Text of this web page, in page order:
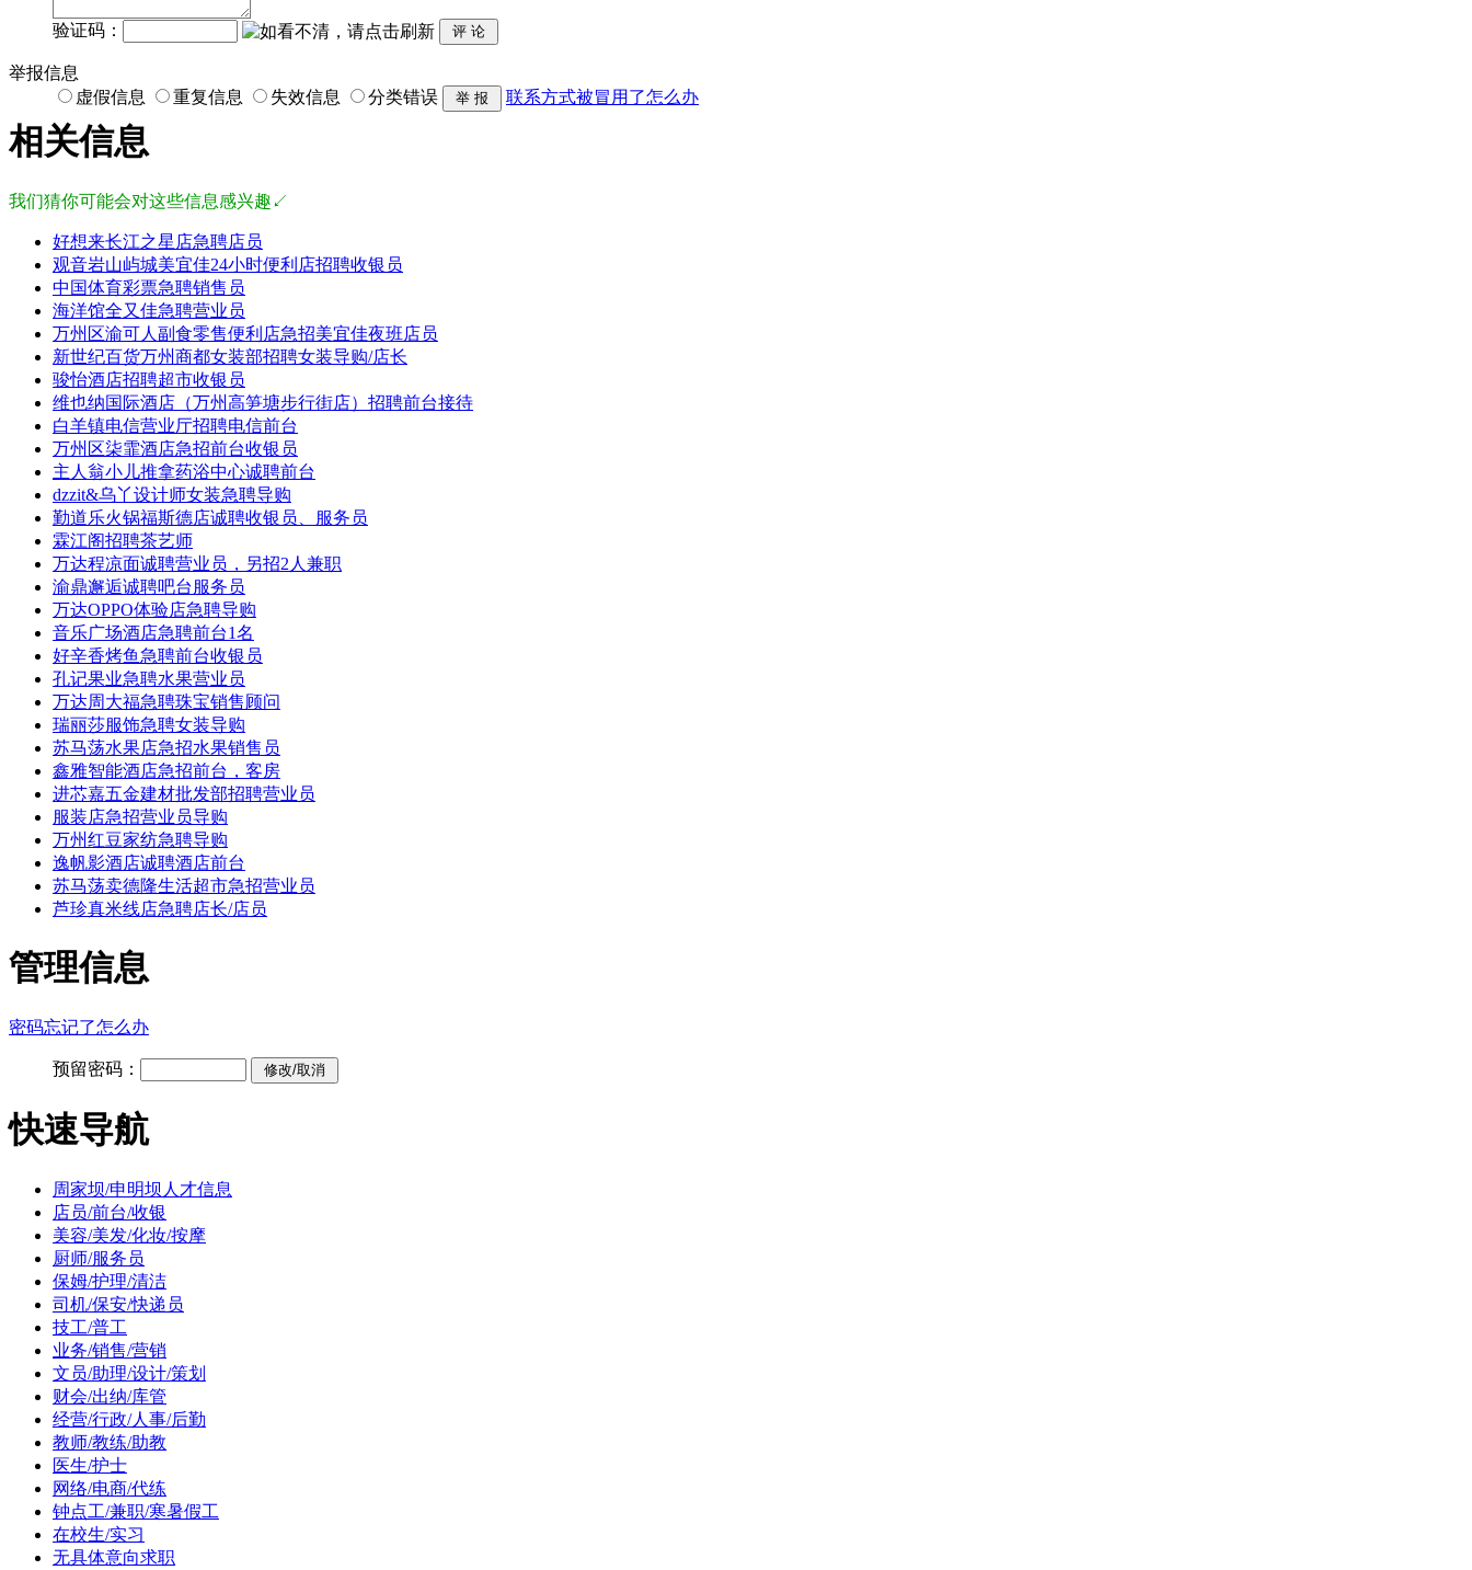
验证码：
举报信息
虚假信息
重复信息 失效信息 分类错误 联系方式被冒用了怎么办
相关信息
我们猜你可能会对这些信息感兴趣↙
好想来长江之星店急聘店员
观音岩山屿城美宜佳24小时便利店招聘收银员
中国体育彩票急聘销售员
海洋馆全又佳急聘营业员
万州区渝可人副食零售便利店急招美宜佳夜班店员
新世纪百货万州商都女装部招聘女装导购/店长
骏怡酒店招聘超市收银员
维也纳国际酒店（万州高笋塘步行街店）招聘前台接待
白羊镇电信营业厅招聘电信前台
万州区柒霏酒店急招前台收银员
主人翁小儿推拿药浴中心诚聘前台
dzzit&乌丫设计师女装急聘导购
勤道乐火锅福斯德店诚聘收银员、服务员
霖江阁招聘茶艺师
万达程凉面诚聘营业员，另招2人兼职
渝鼎邂逅诚聘吧台服务员
万达OPPO体验店急聘导购
音乐广场酒店急聘前台1名
好辛香烤鱼急聘前台收银员
孔记果业急聘水果营业员
万达周大福急聘珠宝销售顾问
瑞丽莎服饰急聘女装导购
苏马荡水果店急招水果销售员
鑫雅智能酒店急招前台，客房
进芯嘉五金建材批发部招聘营业员
服装店急招营业员导购
万州红豆家纺急聘导购
逸帆影酒店诚聘酒店前台
苏马荡卖德隆生活超市急招营业员
芦珍真米线店急聘店长/店员
管理信息
密码忘记了怎么办
预留密码：
快速导航
周家坝/申明坝人才信息
店员/前台/收银
美容/美发/化妆/按摩
厨师/服务员
保姆/护理/清洁
司机/保安/快递员
技工/普工
业务/销售/营销
文员/助理/设计/策划
财会/出纳/库管
经营/行政/人事/后勤
教师/教练/助教
医生/护士
网络/电商/代练
钟点工/兼职/寒暑假工
在校生/实习
无具体意向求职